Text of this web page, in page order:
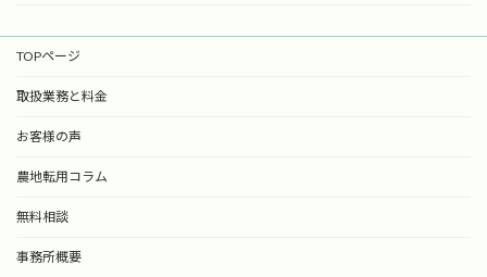
TOPページ
取扱業務と料金
お客様の声
農地転用コラム
無料相談
事務所概要